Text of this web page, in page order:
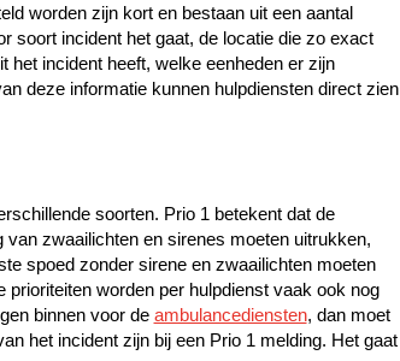
worden zijn kort en bestaan uit een aantal
soort incident het gaat, de locatie die zo exact
het incident heeft, welke eenheden er zijn
deze informatie kunnen hulpdiensten direct zien
soorten. Prio 1 betekent dat de
zwaailichten en sirenes moeten uitrukken,
spoed zonder sirene en zwaailichten moeten
worden per hulpdienst vaak ook nog
binnen voor de ambulancediensten, dan moet
het incident zijn bij een Prio 1 melding. Het gaat